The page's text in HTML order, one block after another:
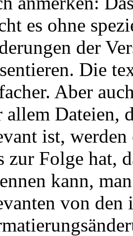
es ohne
der
Die
Aber
allem Dateien,
ist,
zur Folge hat,
kann,
von den